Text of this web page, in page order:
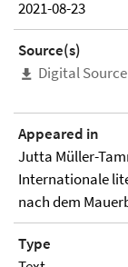
2021-08-23
Source(s)
Digital
Appeared in
Jutta Müller-
Internationale
nach dem
Type